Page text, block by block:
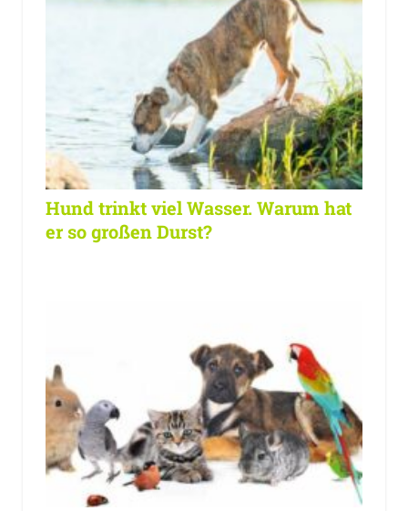
Hund trinkt viel Wasser. Warum hat
er so großen Durst?